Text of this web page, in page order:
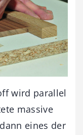
wird parallel
massive
eines der